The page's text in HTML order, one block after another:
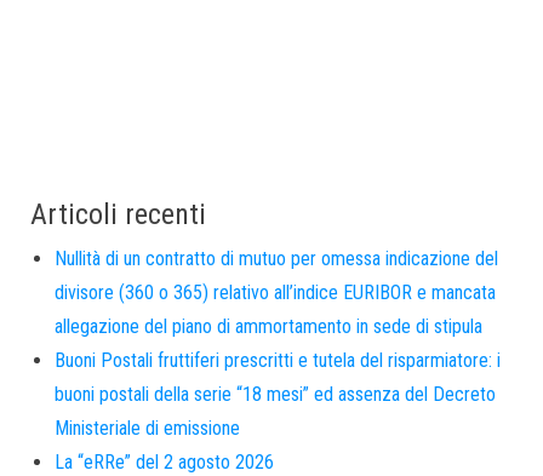
Articoli recenti
Nullità di un contratto di mutuo per omessa indicazione del
divisore (360 o 365) relativo all’indice EURIBOR e mancata
allegazione del piano di ammortamento in sede di stipula
Buoni Postali fruttiferi prescritti e tutela del risparmiatore: i
buoni postali della serie “18 mesi” ed assenza del Decreto
Ministeriale di emissione
La “eRRe” del 2 agosto 2026